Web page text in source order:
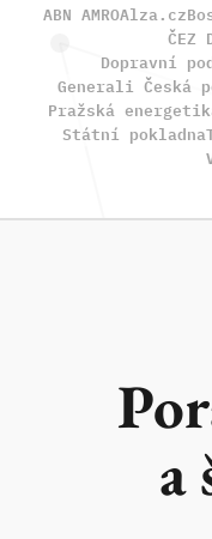
ABN AMROAlza.cz
Dopravní
Generali Česká
Pražská
Státní pokladna
a